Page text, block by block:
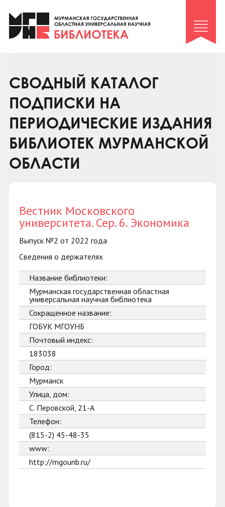
Клуб «Гиря и сельдерей»
Клуб «Семейный архив»
Коллегам
Контакты
СВОДНЫЙ КАТАЛОГ
ПОДПИСКИ НА
ПЕРИОДИЧЕСКИЕ ИЗДАНИЯ
БИБЛИОТЕК МУРМАНСКОЙ
ОБЛАСТИ
Вестник Московского
университета. Сер. 6. Экономика
Выпуск №2 от 2022 года
Сведения о держателях
Название библиотеки:
Мурманская государственная областная
универсальная научная библиотека
Сокращенное название:
ГОБУК МГОУНБ
Почтовый индекс:
183038
Город:
Мурманск
Улица, дом:
С. Перовской, 21-А
Телефон:
(815-2) 45-48-35
www:
http://mgounb.ru/